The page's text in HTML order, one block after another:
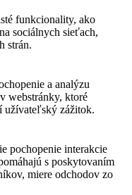
funkcionality, ako
sociálnych sieťach,
strán.
a analýzu
webstránky, ktoré
užívateľský zážitok.
pochopenie interakcie
s poskytovaním
miere odchodov zo